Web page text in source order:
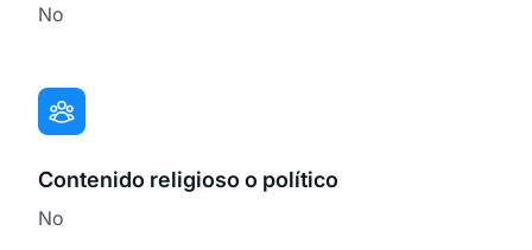
No
Contenido religioso o político
No